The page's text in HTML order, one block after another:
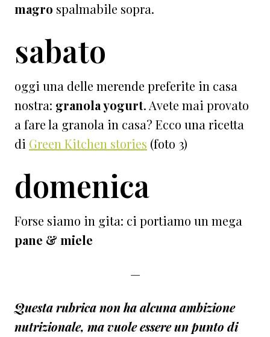
magro spalmabile sopra.
sabato
oggi una delle merende preferite in casa
nostra: granola yogurt. Avete mai provato
a fare la granola in casa? Ecco una ricetta
di Green Kitchen stories (foto 3)
domenica
Forse siamo in gita: ci portiamo un mega
pane & miele
—
Questa rubricanon ha alcuna ambizione
nutrizionale, ma vuole essere un punto di